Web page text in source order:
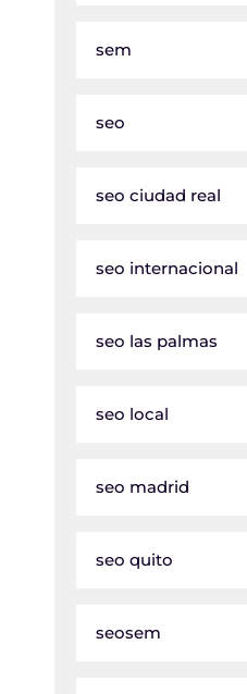
sem
seo
seo ciudad real
seo internacional
seo las palmas
seo local
seo madrid
seo quito
seosem